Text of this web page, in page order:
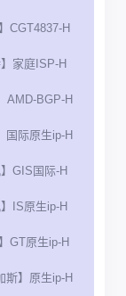
CGT4837-H
】家庭ISP-H
AMD-BGP-H
国际原生ip-H
】GIS国际-H
】IS原生ip-H
GT原生ip-H
斯】原生ip-H